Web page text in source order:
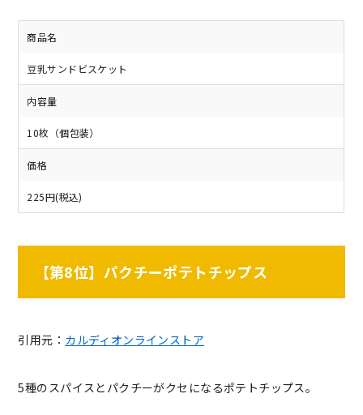
商品名
豆乳サンドビスケット
内容量
10枚（個包装）
価格
225円(税込)
【第8位】パクチーポテトチップス
引用元： カルディオンラインストア
5種のスパイスとパクチーがクセになるポテトチップス。